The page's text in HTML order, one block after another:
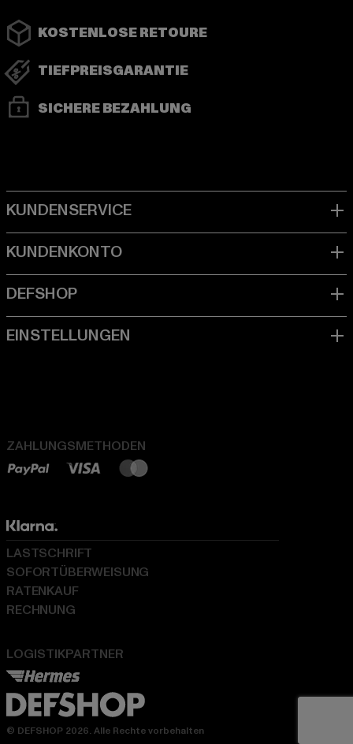
KOSTENLOSE RETOURE
TIEFPREISGARANTIE
SICHERE BEZAHLUNG
ZAHLUNGSMETHODEN
LOGISTIKPARTNER
LASTSCHRIFT
SOFORTÜBERWEISUNG
RATENKAUF
RECHNUNG
© DEFSHOP 2026. Alle Rechte vorbehalten